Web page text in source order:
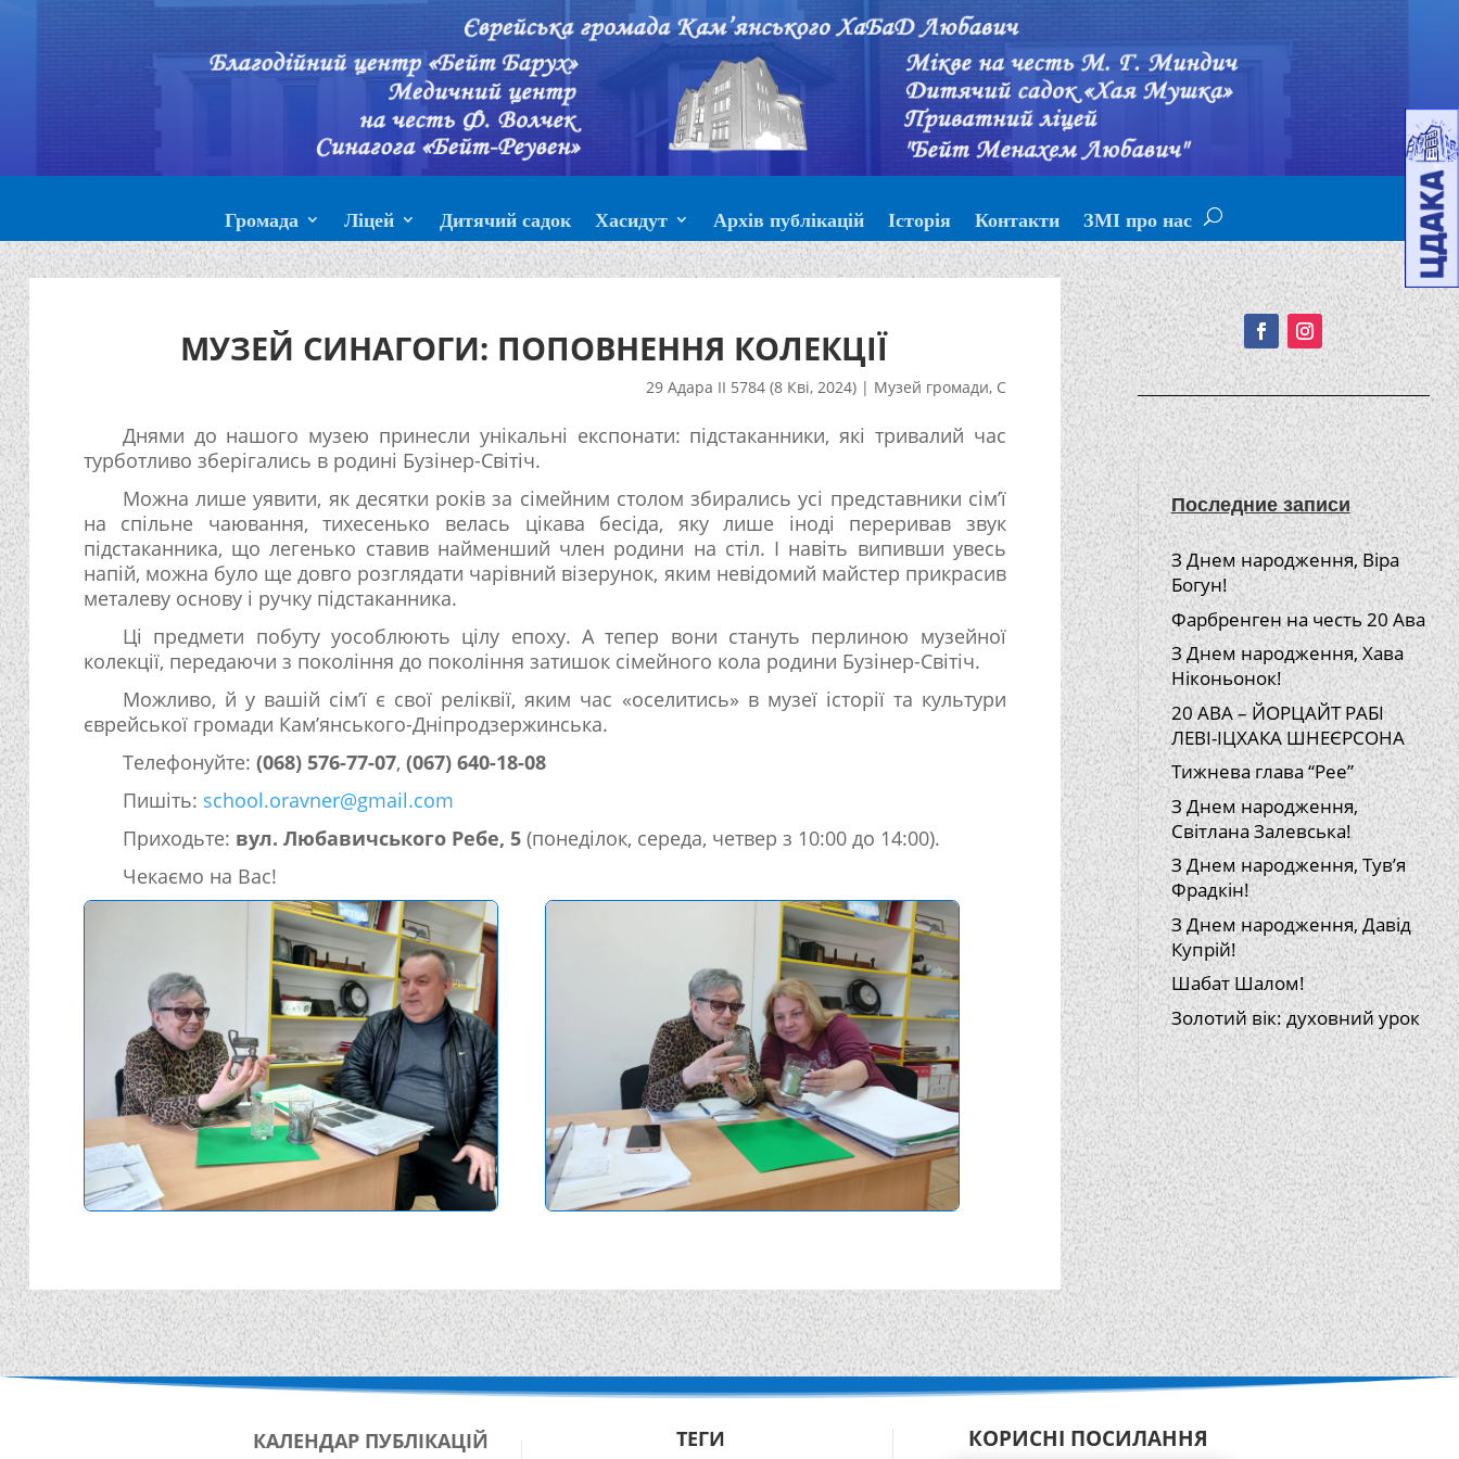
Громада Ліцей Дитячий садок Хасидут Архів публікацій Історія Контакти ЗМІ про нас
МУЗЕЙ СИНАГОГИ: ПОПОВНЕННЯ КОЛЕКЦІЇ
29 Адара II 5784 (8 Кві, 2024)| Музей громади, С
Днями до нашого музею принесли унікальні експонати: підстаканники, які тривалий час
турботливо зберігались в родині Бузінер-Світіч.
Можна лише уявити, як десятки років за сімейним столом збирались усі представники сім’ї
на спільне чаювання, тихесенько велась цікава бесіда, яку лише іноді переривав звук
підстаканника, що легенько ставив найменший член родини на стіл. І навіть випивши увесь
напій, можна було ще довго розглядати чарівний візерунок, яким невідомий майстер прикрасив
металеву основу і ручку підстаканника.
Ці предмети побуту уособлюють цілу епоху. А тепер вони стануть перлиною музейної
колекції, передаючи з покоління до покоління затишок сімейного кола родини Бузінер-Світіч.
Можливо, й у вашій сім’ї є свої реліквії, яким час «оселитись» в музеї історії та культури
єврейської громади Кам’янського-Дніпродзержинська.
Телефонуйте: (068) 576-77-07, (067) 640-18-08
Пишіть: school.oravner@gmail.com
Приходьте: вул. Любавичського Ребе, 5 (понеділок, середа, четвер з 10:00 до 14:00).
Чекаємо на Вас!
Подписывайтесь!
Последние записи
З Днем народження, Віра
Богун!
Фарбренген на честь 20 Ава
З Днем народження, Хава
Ніконьонок!
20 АВА – ЙОРЦАЙТ РАБІ
ЛЕВІ-ІЦХАКА ШНЕЄРСОНА
Тижнева глава “Рее”
З Днем народження,
Світлана Залевська!
З Днем народження, Тув’я
Фрадкін!
З Днем народження, Давід
Купрій!
Шабат Шалом!
Золотий вік: духовний урок
КАЛЕНДАР ПУБЛІКАЦІЙ ТЕГИ КОРИСНІ ПОСИЛАННЯ